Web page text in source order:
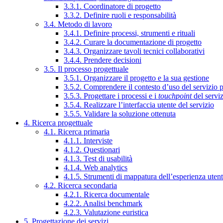
3.3.1. Coordinatore di progetto
3.3.2. Definire ruoli e responsabilità
3.4. Metodo di lavoro
3.4.1. Definire processi, strumenti e rituali
3.4.2. Curare la documentazione di progetto
3.4.3. Organizzare tavoli tecnici collaborativi
3.4.4. Prendere decisioni
3.5. Il processo progettuale
3.5.1. Organizzare il progetto e la sua gestione
3.5.2. Comprendere il contesto d’uso del servizio
3.5.3. Progettare i processi e i touchpointdel
3.5.4. Realizzare l’interfaccia utente del servizio
3.5.5. Validare la soluzione ottenuta
4. Ricerca progettuale
4.1. Ricerca primaria
4.1.1. Interviste
4.1.2. Questionari
4.1.3. Test di usabilità
4.1.4. Web analytics
4.1.5. Strumenti di mappatura dell’esperienza
4.2. Ricerca secondaria
4.2.1. Ricerca documentale
4.2.2. Analisi benchmark
4.2.3. Valutazione euristica
5. Progettazione dei servizi